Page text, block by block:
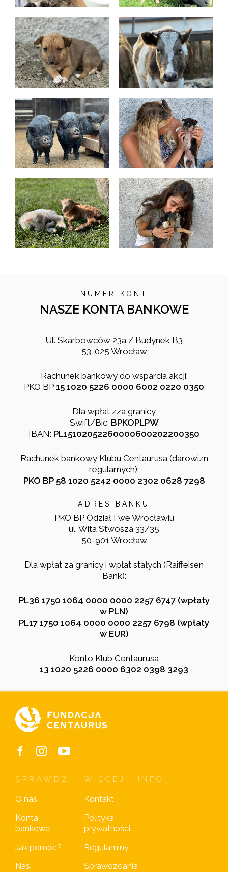
NUMER KONT
NASZE KONTA BANKOWE
Ul. Skarbowców 23a / Budynek B3
53-025 Wrocław
Rachunek bankowy do wsparcia akcji:
PKO BP 15 1020 5226 0000 6002 0220 0350
Dla wpłat zza granicy
Swift/Bic: BPKOPLPW
IBAN: PL15102052260000600202200350
Rachunek bankowy Klubu Centaurusa (darowizn
regularnych):
PKO BP 58 1020 5242 0000 2302 0628 7298
ADRES BANKU
PKO BP Odział I we Wrocławiu
ul. Wita Stwosza 33/35
50-901 Wrocław
Dla wpłat za granicy i wpłat stałych (Raiffeisen
Bank):
PL36 1750 1064 0000 0000 2257 6747 (wpłaty
w PLN)
PL17 1750 1064 0000 0000 2257 6798 (wpłaty
w EUR)
Konto Klub Centaurusa
13 1020 5226 0000 6302 0398 3293
SPRAWDŹ
O nas
Konta
bankowe
Jak pomóc?
Nasi
WIĘCEJ
Kontakt
Polityka
prywatności
Regulaminy
Sprawozdania
INFO